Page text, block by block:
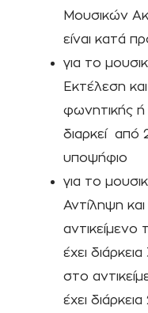
Μουσικών
είναι κατά
για το
Εκτέλεση
φωνητικής ή
διαρκεί από
υποψήφιο
για το
Αντίληψη
αντικείμενο
έχει
στο
έχει